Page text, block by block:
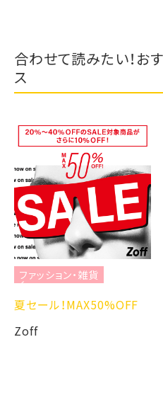
合わせて読みたい！お
ス
ファッション・雑貨
夏セール！MAX50%OFF
Zoff